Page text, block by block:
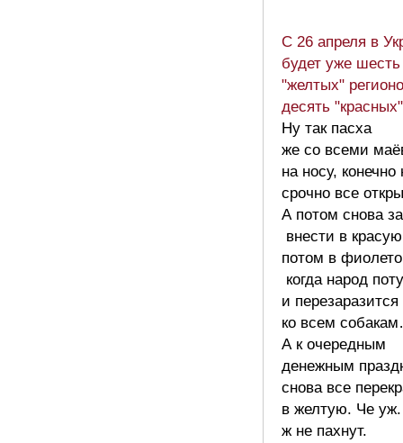
С 26 апреля в
будет уже шесть
"желтых"
десять
Ну так пасха
же со всеми
на носу, конечно
срочно все
А потом снова
внести в
потом в
когда народ
и перезаразится
ко всем
А к очередным
денежным
снова все
в желтую. Че уж.
ж не пахнут.